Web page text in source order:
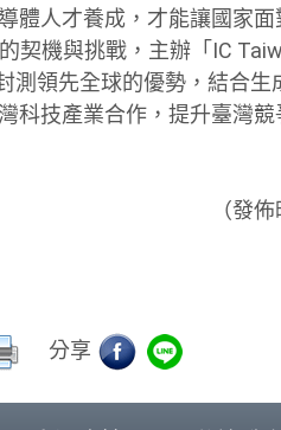
體人才養成，才能讓國家
契機與挑戰，主辦「IC
測領先全球的優勢，結合
科技產業合作，提升臺灣競
（發
分享